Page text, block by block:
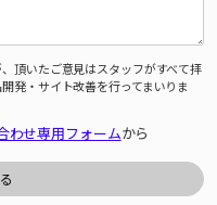
頂いたご意見はスタッフがすべて拝
発・サイト改善を行ってまいりま
わせ専用フォームから